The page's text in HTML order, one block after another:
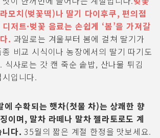
모치(벚꽃떡)나 딸기 다이후쿠, 편의점
저트·벚꽃 음료는 손쉽게 ‘봄’을 가져갈
. 과일로는 겨울부터 봄에 걸쳐 딸기가
비교 시식이나 농장에서의 딸기 따기도
식사로는 갓 캔 죽순 솥밥, 산나물 튀김
입니다.
에 수확되는 햇차(첫물 차)는 상쾌한 향
이며, 말차 라떼나 말차 젤라토로도 계
니다.35월의 짧은 계절 한정을 맛보세요.